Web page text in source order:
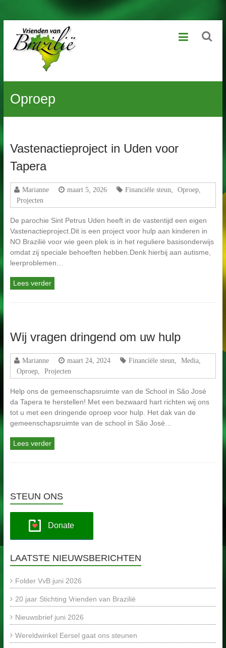
naarVrienden
van
Brazilië
van
leven,
kinderen
ook
Oproep
Vastenactieproject in Uden voor
Tapera
Marianne maart 5, 2026 Financiële steun Oproep,
Projecten
De parochie Sint Petrus Uden heeft in de vastentijd een eigen
Vastenactieproject.Dit is een project voor hulp aan kinderen in
NO Brazilië voor wie geen plek is in het reguliere basisonderwijs
omdat zij speciale behoeften hebben.Denk hierbij aan autisme,
leerproblemen…
Lees verder
Wij vragen dringend om uw hulp
Marianne maart 24, 2024 Financiële steun Media,
Oproep, Projecten
Help ons de gemeenschapsruimte van de School in São José
da Tapera te herstellen! Met een bezwaard hart richten wij ons
tot u met een dringende oproep voor hulp. Het dak van de
gemeenschapsruimte van de school in São José…
Lees verder
STEUN ONS
Donate
LAATSTE NIEUWSBERICHTEN
Folder VvB juni 2026
20 jaar Stichting Vrienden van Brazilië
Nieuwsbrief juni 2026
Wereldwinkel Eersel gaat ons steunen